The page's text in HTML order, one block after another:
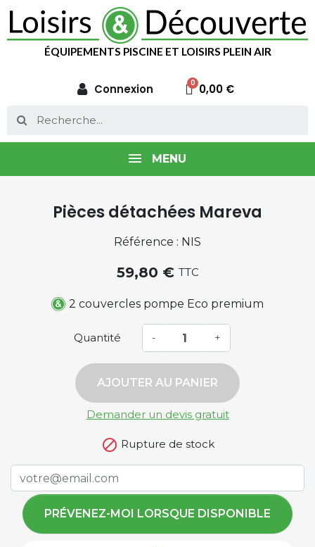
ÉQUIPEMENTS PISCINE ET LOISIRS PLEIN AIR
Connexion 0,00 €
MENU
Pièces détachées Mareva
Référence : NIS
59,80 € TTC
2 couvercles pompe Eco premium
Quantité - +
AJOUTER AU PANIER
Demander un devis gratuit
 Rupture de stock
PRÉVENEZ-MOI LORSQUE DISPONIBLE